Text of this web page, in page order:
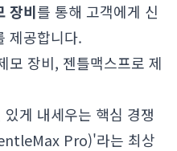
장비를 통해 고객에게 신
제공합니다.
모 장비, 젠틀맥스프로 제
게 내세우는 핵심 경쟁
Pro)'라는 최상